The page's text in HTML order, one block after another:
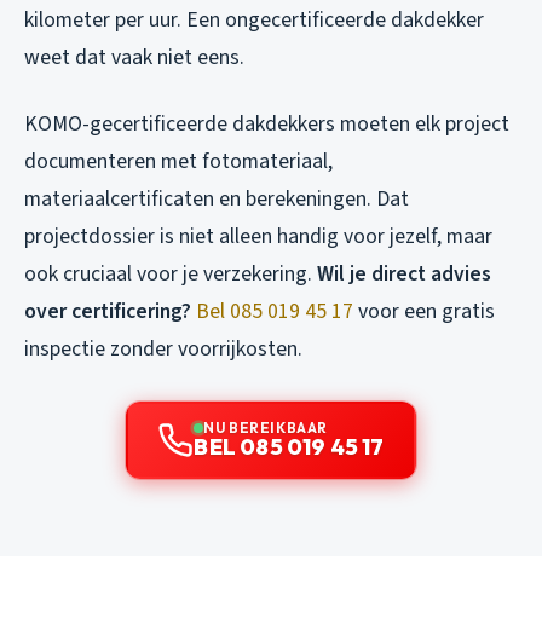
kilometer per uur. Een ongecertificeerde dakdekker
weet dat vaak niet eens.
KOMO-gecertificeerde dakdekkers moeten elk project
documenteren met fotomateriaal,
materiaalcertificaten en berekeningen. Dat
projectdossier is niet alleen handig voor jezelf, maar
ook cruciaal voor je verzekering. Wil je direct advies
over certificering? Bel 085 019 45 17 voor een gratis
inspectie zonder voorrijkosten.
NU BEREIKBAAR
BEL 085 019 45 17